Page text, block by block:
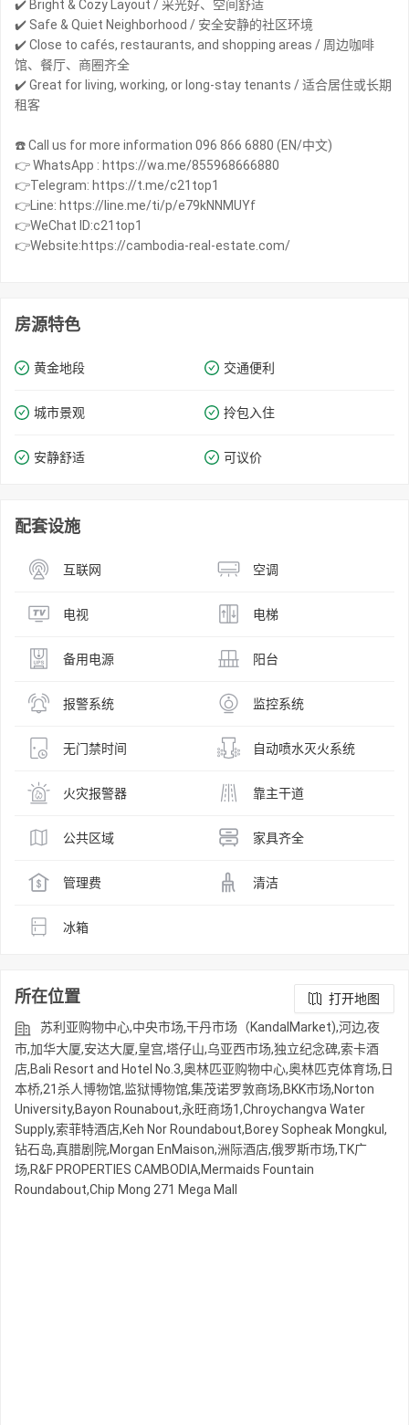
✔️ Bright & Cozy Layout / 采光好、空间舒适
✔️ Safe & Quiet Neighborhood / 安全安静的社区环境
✔️ Close to cafés, restaurants, and shopping areas / 周边咖啡
馆、餐厅、商圈齐全
✔️ Great for living, working, or long-stay tenants / 适合居住或长期
租客
☎️ Call us for more information 096 866 6880 (EN/中文)
👉 WhatsApp : https://wa.me/855968666880
👉Telegram: https://t.me/c21top1
👉Line: https://line.me/ti/p/e79kNNMUYf
👉WeChat ID:c21top1
👉Website:https://cambodia-real-estate.com/
房源特色
黄金地段 交通便利
城市景观 拎包入住
安静舒适 可议价
配套设施
互联网 空调
电视 电梯
备用电源 阳台
报警系统 监控系统
无门禁时间 自动喷水灭火系统
火灾报警器 靠主干道
公共区域 家具齐全
管理费 清洁
冰箱
所在位置
打开地图
苏利亚购物中心,中央市场,干丹市场（KandalMarket),河边,夜
市,加华大厦,安达大厦,皇宫,塔仔山,乌亚西市场,独立纪念碑,索卡酒
店,Bali Resort and Hotel No.3,奥林匹亚购物中心,奥林匹克体育场,日
本桥,21杀人博物馆,监狱博物馆,集茂诺罗敦商场,BKK市场,Norton
University,Bayon Rounabout,永旺商场1,Chroychangva Water
Supply,索菲特酒店,Keh Nor Roundabout,Borey Sopheak Mongkul,
钻石岛,真腊剧院,Morgan EnMaison,洲际酒店,俄罗斯市场,TK广
场,R&F PROPERTIES CAMBODIA,Mermaids Fountain
Roundabout,Chip Mong 271 Mega Mall